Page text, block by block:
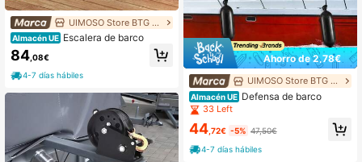
UIMOSO Store BTG EU
Almacén UE Escalera de barco
84 ,08€
4-7 días hábiles
Ahorro de 2,78€
UIMOSO Store BTG EU
Almacén UE Defensa de barco
33 Left
44 ,72€ -5% 47,50€
4-7 días hábiles